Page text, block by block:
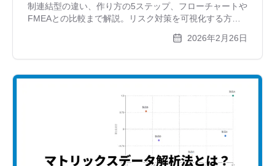
制連結型の違い、作り方の5ステップ、フローチャートや
FMEAとの比較まで解説。リスク対策を可視化する方法
2026年2月26日